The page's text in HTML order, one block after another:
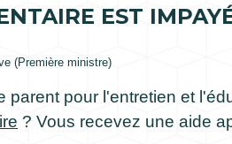
EST
(Première ministre)
parent pour l'entretien et
? Vous recevez une aide